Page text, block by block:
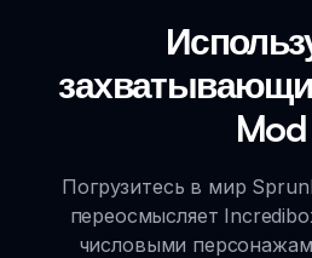
Mod
Погрузитесь в мир
переосмысляет
числовыми